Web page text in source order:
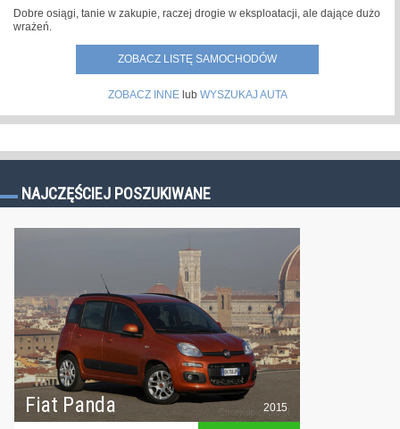
Dobre osiągi, tanie w zakupie, raczej drogie w eksploatacji, ale dające dużo
wrażeń.
ZOBACZ LISTĘ SAMOCHODÓW
ZOBACZ INNElub WYSZUKAJ AUTA
NAJCZĘŚCIEJ POSZUKIWANE
Fiat Panda 2015